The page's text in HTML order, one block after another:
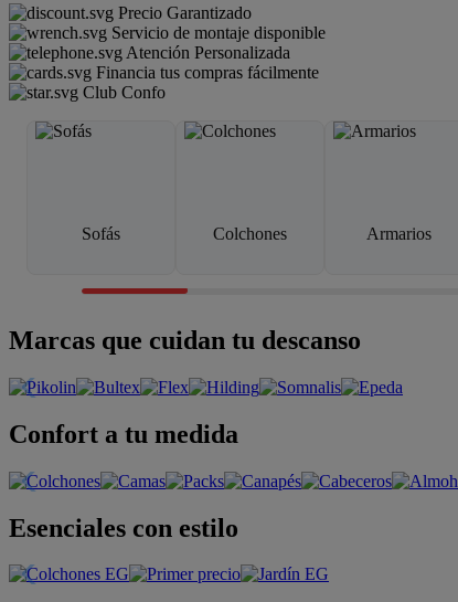
Precio Garantizado
Servicio de montaje disponible
Atención Personalizada
Financia tus compras fácilmente
Club Confo
Sofás Colchones Armarios
Marcas que cuidan tu descanso
Confort a tu medida
Esenciales con estilo